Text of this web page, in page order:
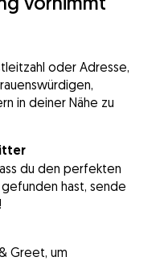
oder Adresse,
in deiner Nähe zu
du den perfekten
hast, sende
Greet, um